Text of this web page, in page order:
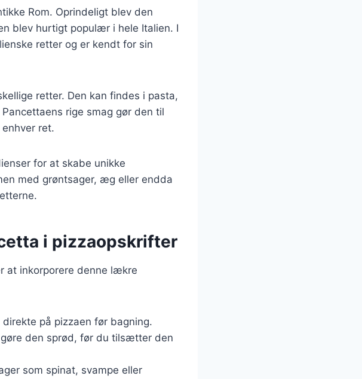
Rom. Oprindeligt blev den
blev hurtigt populær i hele Italien. I
retter og er kendt for sin
retter. Den kan findes i pasta,
rige smag gør den til
ret.
for at skabe unikke
med grøntsager, æg eller endda
i pizzaopskrifter
at inkorporere denne lækre
på pizzaen før bagning.
den sprød, før du tilsætter den
som spinat, svampe eller